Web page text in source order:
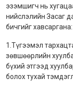
эзэмшигч нь
нийслэлийн Засаг
бичгийг хавсаргана:
1.Түгээмэл
зөвшөөрлийн
бүхий этгээд
болох тухай